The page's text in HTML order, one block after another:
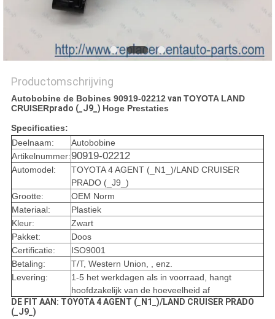
Productomschrijving
Autobobine de Bobines 90919-02212van TOYOTA LAND
CRUISERprado (_J9_) Hoge Prestaties
Specificaties:
Deelnaam:
Autobobine
Artikelnummer:90919-02212
Automodel:
TOYOTA 4 AGENT (_N1_)/LAND CRUISER
PRADO (_J9_)
Grootte:
OEM Norm
Materiaal:
Plastiek
Kleur:
Zwart
Pakket:
Doos
Certificatie:
ISO9001
Betaling:
T/T, Western Union, , enz.
Levering:
1-5 het werkdagen als in voorraad, hangt
hoofdzakelijk van de hoeveelheid af
DE FIT AAN: TOYOTA 4 AGENT (_N1_)/LAND CRUISER PRADO
(_J9_)